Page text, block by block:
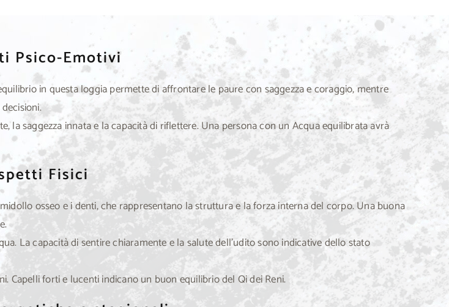
Psico-Emotivi
in questa loggia permette di affrontare le paure con saggezza e coraggio, mentre
la saggezza innata e la capacità di riflettere. Una persona con un Acqua equilibrata avrà
Fisici
osseo e i denti, che rappresentano la struttura e la forza interna del corpo. Una buona
La capacità di sentire chiaramente e la salute dell’udito sono indicative dello stato
Capelli forti e lucenti indicano un buon equilibrio del Qi dei Reni.